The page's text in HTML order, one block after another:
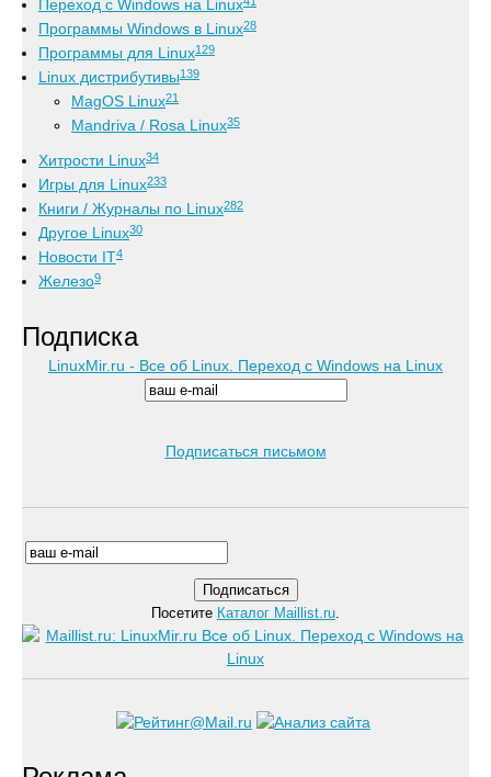
Переход с Windows на Linux
Программы Windows в Linux28
Программы для Linux129
Linux дистрибутивы139
MagOS Linux21
Mandriva / Rosa Linux35
Хитрости Linux34
Игры для Linux233
Книги / Журналы по Linux282
Другое Linux30
Новости IT4
Железо9
Подписка
LinuxMir.ru - Все об Linux. Переход с Windows на Linux
Подписаться письмом
Посетите Каталог Maillist.ru.